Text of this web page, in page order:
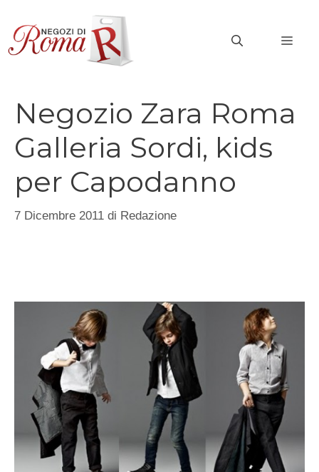
contenuto
Negozio Zara Roma
Galleria Sordi, kids
per Capodanno
7 Dicembre 2011 di Redazione